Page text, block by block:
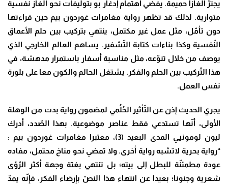
يجترّ ألغازا حميمة. يفضي اهتمام إدغار بو بتوليفات نحو ألغاز نفسية
متوارية. لذلك قد تظهر رواية مغامرات غوردون بيم حين قراءتها
دون تأمّل، مثل عمل غير مكتمل، ينتهي بتركيب بين حلم الأعماق
النّفسية وكذا بناءات كتابة التّشفير. يساهم العالم الخارجي الذي
يوصف من خلال تنوّعه، مثل مناسبة أسفار باستمرار مدهشة، في
هذا التّركيب بين الحلم والفكر. يشتغل الحالم والكون معا على بلورة
نفس العمل.
يجري الحديث إذن عن التّأثير الحُلُمي لمضمون رواية بدت من الوهلة
الأولى، أنّها تستدعي فقط عناصر موضوعية. بهذا الصّدد، أدرك
ليون لومونيي المدى البعيد (3)، معتبرا مغامرات غوردون بيم :
“رواية بحرية لاتشبه رواية أخرى. ولا تمضي نحو مناخ محتمل، مفاده
عودة مطمئنّة للبطل إلى بيته؛ بل تنتهي بغتة وجهة أكثر الرّؤى
شعرية وجنونا؛ بعيدا عن انتهاء هذا النصّ بإرضاء الفكر، فإنّه يمدّ